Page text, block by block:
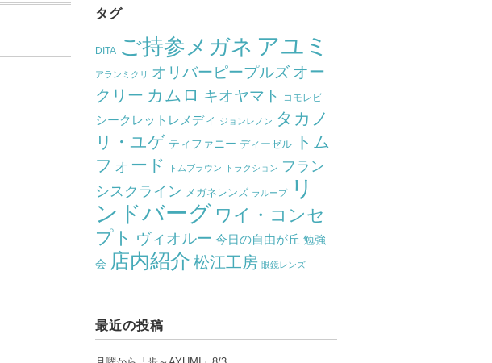
タグ
DITA ご持参メガネ アユミ
アランミクリ オリバーピープルズ オー
クリー カムロ キオヤマト コモレビ
シークレットレメディ ジョンレノン タカノ
リ・ユゲ ティファニー ディーゼル
トム
フォード
トムブラウン トラクション フラン
シスクライン メガネレンズ ラループ
リ
ンドバーグ ワイ・コンセ
プト ヴィオルー 今日の自由が丘 勉強
会 店内紹介 松江工房 眼鏡レンズ
最近の投稿